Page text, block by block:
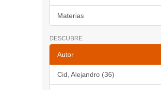
Materias
DESCUBRE
Autor
Cid, Alejandro (36)